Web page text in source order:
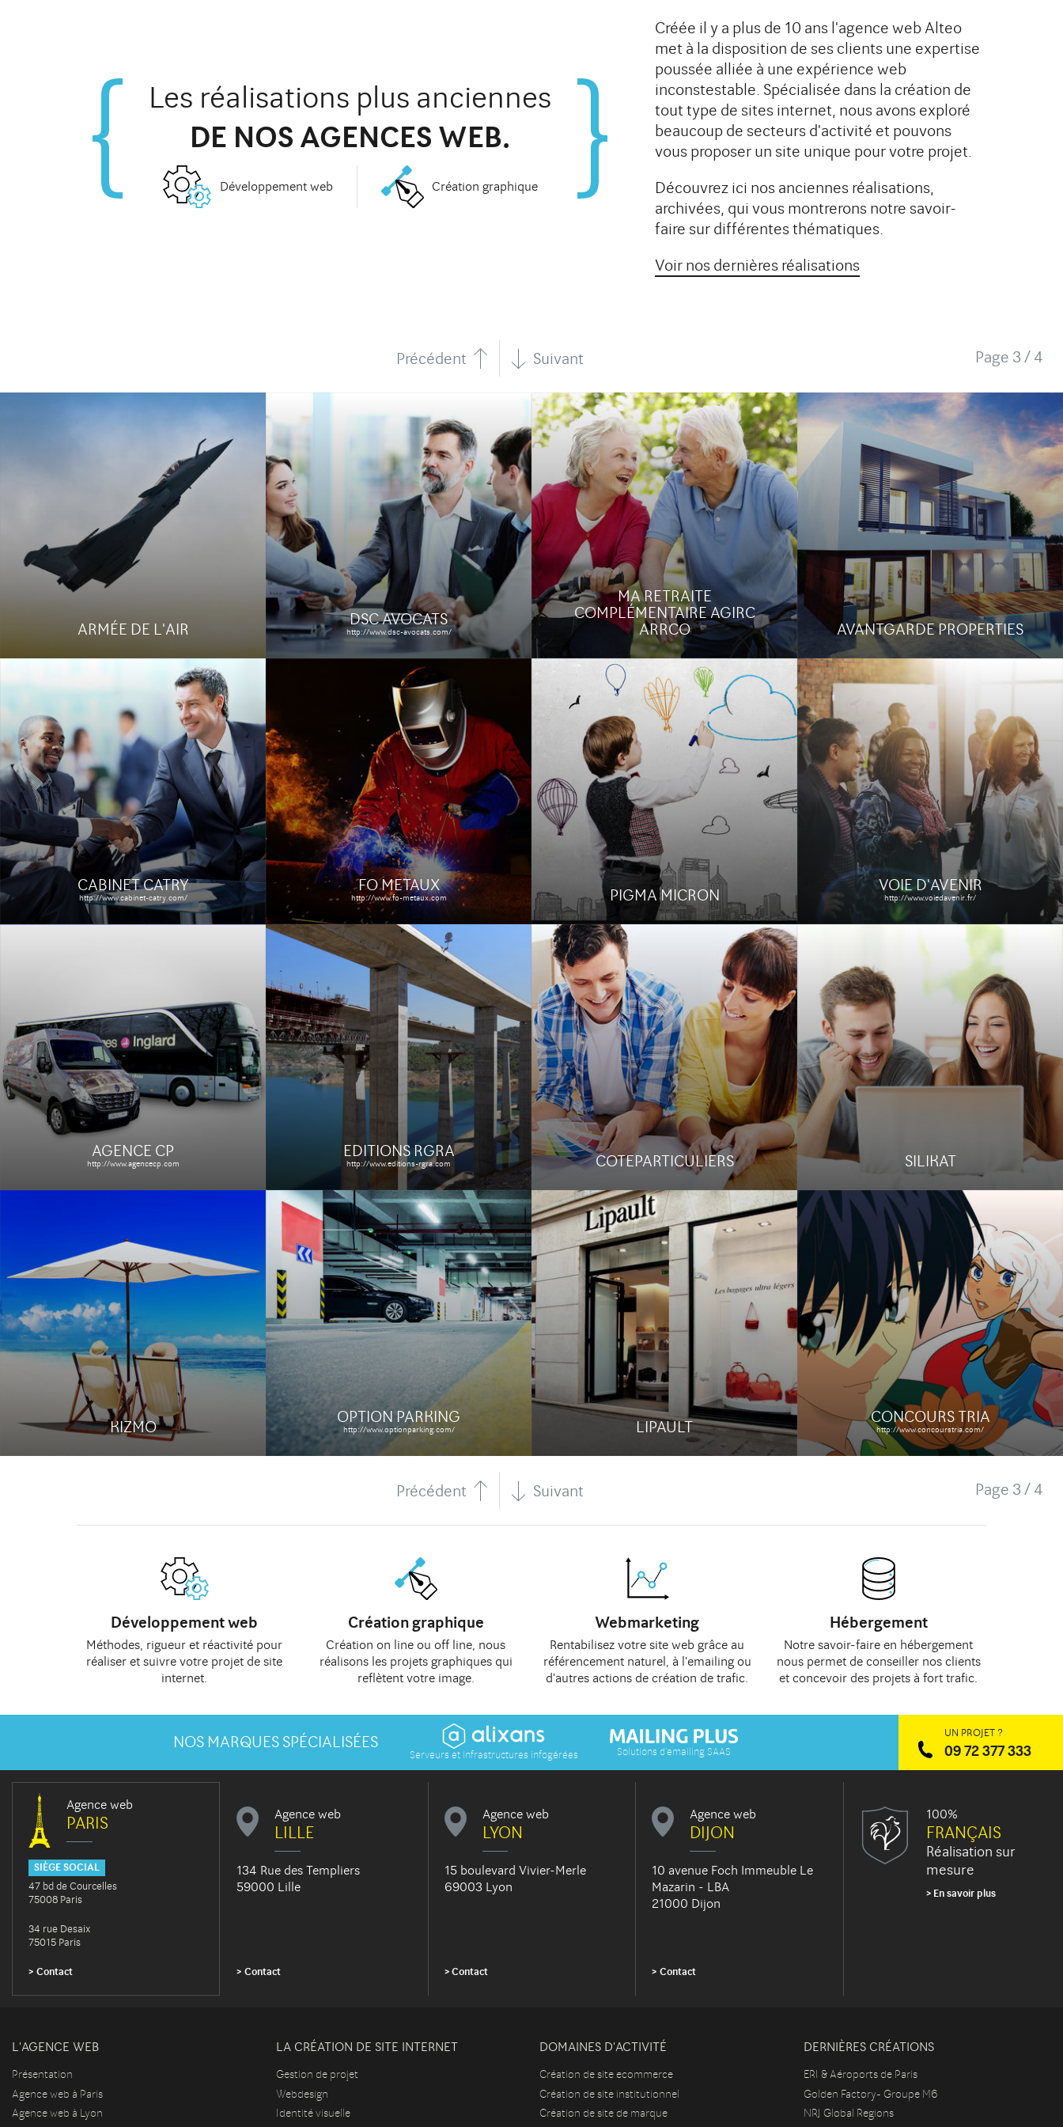
Les réalisations plus anciennes
DE NOS AGENCES WEB.
Développement web Création graphique
Créée il y a plus de 10 ans l'agence web Alteo
met à la disposition de ses clients une expertise
poussée alliée à une expérience web
inconstestable. Spécialisée dans la création de
tout type de sites internet, nous avons exploré
beaucoup de secteurs d'activité et pouvons
vous proposer un site unique pour votre projet.
Découvrez ici nos anciennes réalisations,
archivées, qui vous montrerons notre savoir-
faire sur différentes thématiques.
Voir nos dernières réalisations
Page 3 / 4
Précédent Suivant
ARMÉE DE L'AIR
ARMÉE DE L'AIR
DSC AVOCATS
http://www.dsc-avocats.com/
DSC AVOCATS
MA RETRAITE
COMPLÉMENTAIRE AGIRC
ARRCO
MA RETRAITE
COMPLÉMENTAIRE
AGIRC ARRCO
réforme des retraites pour un
Étude de cas
AVANTGARDE PROPERTIES
AVANTGARDE
PROPERTIES
Création d'un site internet pour une
agence immobilière spécialisée dans
CABINET CATRY
http://www.cabinet-catry.com/
CABINET CATRY
Développement du site web d'un
cabinet d'avocat en région parisienne,
et stratégie webmarketing.
Le site Étude de cas
FO METAUX
http://www.fo-metaux.com
FO METAUX
http://www.fo-metaux.com
Refonte technique et graphique d'un
site web institutionnel syndical :
conception du graphisme, du
webdesign et de l'ergonomie et
accompagnement sur sa stratégie
web.
Le site Étude de cas
PIGMA MICRON
PIGMA MICRON
Création d'un site internet de jeu
concours pour une marque de stylos
destinés aux dessinateurs. Travail
graphique.
Étude de cas
VOIE D'AVENIR
http://www.voiedavenir.fr/
VOIE D'AVENIR
http://www.voiedavenir.fr/
Création d'un site Internet
d'informations sur la réflexion et
l'avancement d'un projet public
d'aménagement du territoire dans le
Lot et en Corrèze.
Le site Étude de cas
AGENCE CP
http://www.agencecp.com
AGENCE CP
http://www.agencecp.com
Création du site vitrine d'une agence
de communication du Nord de la
France et prestation de référencement
naturel.
Le site Étude de cas
EDITIONS RGRA
http://www.editions-rgra.com
EDITIONS RGRA
http://www.editions-rgra.com
Refonte d'un site web e-commerce
pour un éditeur de presse
professionnel et mise en place d'une
prestation d'hébergement.
Le site Étude de cas
COTEPARTICULIERS
COTEPARTICULIERS
Refonte technique et graphique d'un
portail web immobilier et des sites du
réseau d'agence immobilière.
Étude de cas
SILIKAT
SILIKAT
Création d'une plateforme de
streaming vidéo pour les
professionnels et solution de stockage
et hébergement sur serveur dédié
infogéré.
Étude de cas
KIZMO
Réalisation d'un site de quiz en ligne,
avec des cadeaux à gagner pour les
plus rapides: Kizmo
Étude de cas
OPTION PARKING
http://www.optionparking.com/
OPTION PARKING
http://www.optionparking.com/
Réalisation d'un site d'annonces,
permettant de vendre ou louer une
place de parking et prestation de
référencement naturel.
Étude de cas
LIPAULT
LIPAULT
Création d'un site e-commerce (vente
de valises) responsive, aussi utilisé
pour la communication de la marque.
Étude de cas
CONCOURS TRIA
http://www.concourstria.com/
CONCOURS TRIA
http://www.concourstria.com/
Création d'un site web de promotion
d'un concours, pour pour une
marque de stylos de dessinateurs.
Le site
Page 3 / 4
Précédent Suivant
Développement web
Méthodes, rigueur et réactivité pour
réaliser et suivre votre projet de site
internet.
Création graphique
Création on line ouoff line, nous
réalisons les projets graphiquesqui
reflètent votre image.
Webmarketing
Rentabilisez votre site web grâce au
référencement naturel, à l'emailingou
d'autres actions decréation de trafic.
Hébergement
Notre savoir-faire en hébergement
nous permet de conseillernos clients
et concevoir des projets à fort trafic.
NOS MARQUES SPÉCIALISÉES
Serveurs et Infrastructures infogérées Solutions d'emailing SAAS
UN PROJET ?
09 72 377 333
Agence web
PARIS
SIÈGE SOCIAL
47 bd de Courcelles
75008 Paris
34 rue Desaix
75015 Paris
Contact
Agence web
LILLE
134 Rue des Templiers
59000 Lille
Contact
Agence web
LYON
15 boulevard Vivier-Merle
69003 Lyon
Contact
Agence web
DIJON
10 avenue Foch Immeuble Le
Mazarin - LBA
21000 Dijon
Contact
100%
FRANÇAIS
Réalisation sur
mesure
En savoir plus
L'AGENCE WEB
Présentation
Agence web à Paris
Agence web à Lyon
LA CRÉATION DE SITE INTERNET
Gestion de projet
Webdesign
Identité visuelle
DOMAINES D'ACTIVITÉ
Création de site ecommerce
Création de site institutionnel
Création de site de marque
DERNIÈRES CRÉATIONS
ERI & Aéroports de Paris
Golden Factory- Groupe M6
NRJ Global Regions